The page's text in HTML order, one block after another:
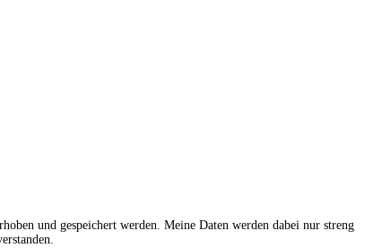
und gespeichert werden. Meine Daten werden dabei nur streng